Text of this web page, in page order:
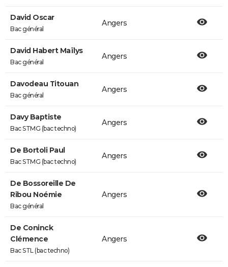
David Oscar
Bac général
Angers
David Habert Maïlys
Bac général
Angers
Davodeau Titouan
Bac général
Angers
Davy Baptiste
Bac STMG (bac techno)
Angers
De Bortoli Paul
Bac STMG (bac techno)
Angers
De Bossoreille De
Ribou Noémie
Bac général
Angers
De Coninck
Clémence
Bac STL (bac techno)
Angers